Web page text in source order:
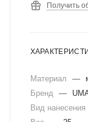
Получить
Материал —
Бренд
—
Вид нанесения